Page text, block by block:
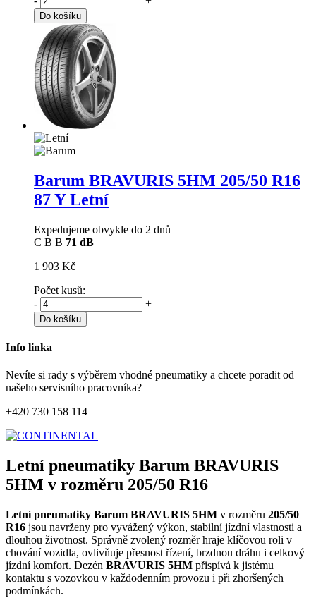
Do košíku
Barum BRAVURIS 5HM 205/50 R16
87 Y Letní
Expedujeme obvykle do 2 dnů
C B B 71 dB
1 903 Kč
Počet kusů:
-
+
Do košíku
Info linka
Nevíte si rady s výběrem vhodné pneumatiky a chcete poradit od
našeho servisního pracovníka?
+420 730 158 114
Letní pneumatiky Barum BRAVURIS
5HM v rozměru 205/50 R16
Letní pneumatiky Barum BRAVURIS 5HM v rozměru 205/50
R16 jsou navrženy pro vyvážený výkon, stabilní jízdní vlastnosti a
dlouhou životnost. Správně zvolený rozměr hraje klíčovou roli v
chování vozidla, ovlivňuje přesnost řízení, brzdnou dráhu i celkový
jízdní komfort. Dezén BRAVURIS 5HM přispívá k jistému
kontaktu s vozovkou v každodenním provozu i při zhoršených
podmínkách.